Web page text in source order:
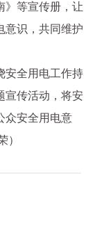
》等宣传册，让
意识，共同维护
安全用电工作持
宣传活动，将安
众安全用电意
）